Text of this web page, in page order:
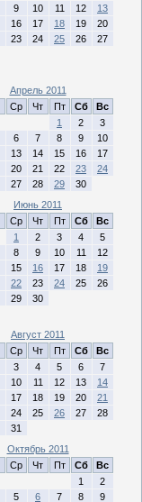
9 10 11 12
13
16 17 18 19
20
23 24 25 26
27
Апрель 2011
Ср Чт Пт Сб
Вс
1
2
3
6 7 8 9
10
13 14 15 16
17
20 21 22 23
24
27 28 29
30
Июнь 2011
Ср Чт Пт Сб
Вс
1
2 3 4
5
8 9 10 11
12
15 16 17 18
19
22 23 24 25
26
29 30
Август 2011
Ср Чт Пт Сб
Вс
3 4 5 6
7
10 11 12 13
14
17 18 19 20
21
24 25 26 27
28
31
Октябрь 2011
Ср Чт Пт Сб
Вс
1
2
5 6 7 8 9